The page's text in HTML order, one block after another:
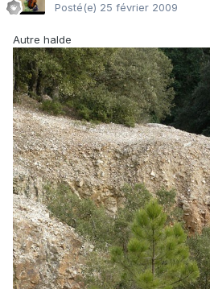
Posté(e) 25 février 2009
Autre halde